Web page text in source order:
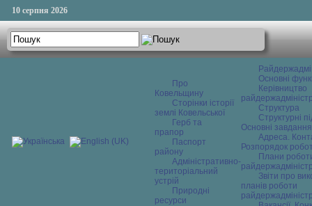
10 серпня 2026
Про
Ковельщину
Сторінки історії
землі Ковельської
Герб та
прапор
Паспорт
району
Адміністративно-
територіальний
устрій
Природні
ресурси
Основні
Керівництво
Структура
Структурні
Основні завдання
Адреса.
Розпорядок
Плани
Звіти про
планів роботи